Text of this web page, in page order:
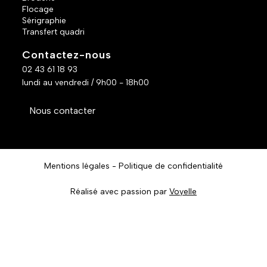
Flocage
Sérigraphie
Transfert quadri
Contactez-nous
02 43 61 18 93
lundi au vendredi / 9h00 - 18h00
Nous contacter
Mentions légales Politique de confidentialité
Réalisé avec passion par Voyelle